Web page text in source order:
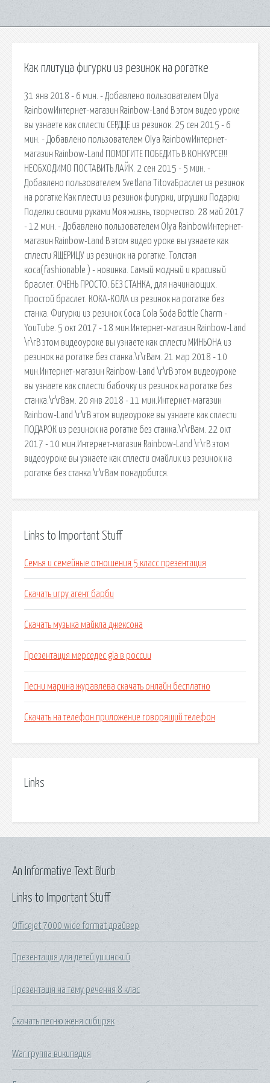
Как плитуца фигурки из резинок на рогатке
31 янв 2018 - 6 мин. - Добавлено пользователем Olya
RainbowИнтернет-магазин Rainbow-Land В этом видео уроке
вы узнаете как сплести СЕРДЦЕ из резинок. 25 сен 2015 - 6
мин. - Добавлено пользователем Olya RainbowИнтернет-
магазин Rainbow-Land ПОМОГИТЕ ПОБЕДИТЬ В КОНКУРСЕ!!!
НЕОБХОДИМО ПОСТАВИТЬ ЛАЙК. 2 сен 2015 - 5 мин. -
Добавлено пользователем Svetlana TitovaБраслет из резинок
на рогатке.Как плести из резинок фигурки, игрушки Подарки
Поделки своими руками Моя жизнь, творчество. 28 май 2017
- 12 мин. - Добавлено пользователем Olya RainbowИнтернет-
магазин Rainbow-Land В этом видео уроке вы узнаете как
сплести ЯЩЕРИЦУ из резинок на рогатке. Толстая
коса(fashionable ) - новинка. Самый модный и красивый
браслет. ОЧЕНЬ ПРОСТО. БЕЗ СТАНКА, для начинающих.
Простой браслет. КОКА-КОЛА из резинок на рогатке без
станка. Фигурки из резинок Coca Cola Soda Bottle Charm -
YouTube. 5 окт 2017 - 18 мин.Интернет-магазин Rainbow-Land
\r\rВ этом видеоуроке вы узнаете как сплести МИНЬОНА из
резинок на рогатке без станка.\r\rВам. 21 мар 2018 - 10
мин.Интернет-магазин Rainbow-Land \r\rВ этом видеоуроке
вы узнаете как сплести бабочку из резинок на рогатке без
станка.\r\rВам. 20 янв 2018 - 11 мин.Интернет-магазин
Rainbow-Land \r\rВ этом видеоуроке вы узнаете как сплести
ПОДАРОК из резинок на рогатке без станка.\r\rВам. 22 окт
2017 - 10 мин.Интернет-магазин Rainbow-Land \r\rВ этом
видеоуроке вы узнаете как сплести смайлик из резинок на
рогатке без станка.\r\rВам понадобится.
Links to Important Stuff
Семья и семейные отношения 5 класс презентация
Скачать игру агент барби
Скачать музыка майкла джексона
Презентация мерседес gla в россии
Песни марина журавлева скачать онлайн бесплатно
Скачать на телефон приложение говорящий телефон
Links
Links to Important Stuff
Officejet 7000 wide format драйвер
Презентация для детей ушинский
Презентація на тему речення 8 клас
Скачать песню женя сибиряк
War группа википедия
An Informative Text Blurb